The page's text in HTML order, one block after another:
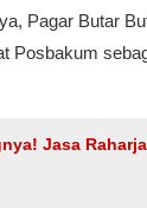
Pagar Butar
Posbakum
Jasa